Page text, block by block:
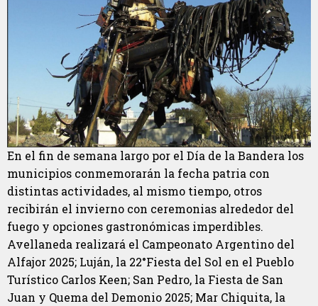
En el fin de semana largo por el Día de la Bandera los
municipios conmemorarán la fecha patria con
distintas actividades, al mismo tiempo, otros
recibirán el invierno con ceremonias alrededor del
fuego y opciones gastronómicas imperdibles.
Avellaneda realizará el Campeonato Argentino del
Alfajor 2025; Luján, la 22°Fiesta del Sol en el Pueblo
Turístico Carlos Keen; San Pedro, la Fiesta de San
Juan y Quema del Demonio 2025; Mar Chiquita, la